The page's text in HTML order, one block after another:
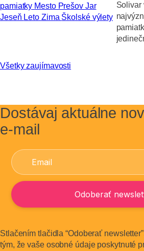
pamiatky Mesto Prešov Jar
Jeseň Leto Zima Školské výlety
Solivar
Všetky zaujímavosti
Dostávaj aktuálne
e-mail
Stlačením tlačidla “Odoberať
tým, že vaše osobné údaje poskytnuté